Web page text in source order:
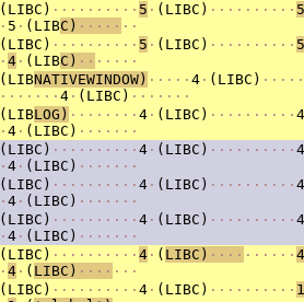
(LIBC) · · · · · · · · · · 5 · (LIBC) · · · · · · · · · · 5
· 5 · (LIBC) · · · · · · ·
(LIBC) · · · · · · · · · · 5 · (LIBC) · · · · · · · · · · 5
· 4 · (LIBC) · · · · · · ·
(LIBNATIVEWINDOW) · · · · · 4 · (LIBC) · · · · ·
· · · · · · · 4 · (LIBC) · · · · · · ·
(LIBLOG) · · · · · · · · 4 · (LIBC) · · · · · · · · · · 4
· 4 · (LIBC) · · · · · · ·
(LIBC) · · · · · · · · · · 4 · (LIBC) · · · · · · · · · · 4
· 4 · (LIBC) · · · · · · ·
(LIBC) · · · · · · · · · · 4 · (LIBC) · · · · · · · · · · 4
· 4 · (LIBC) · · · · · · ·
(LIBC) · · · · · · · · · · 4 · (LIBC) · · · · · · · · · · 4
· 4 · (LIBC) · · · · · · ·
(LIBC) · · · · · · · · · · 4 · ( LIBC) · · · · · · · · · · 4
· 4 · ( LIBC) · · · · · · ·
(LIBC) · · · · · · · · · · 4 · (LIBC) · · · · · · · · · · 1